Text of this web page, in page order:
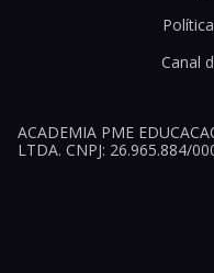
Canal
ACADEMIA PME
LTDA. CNPJ: 26.965.884/